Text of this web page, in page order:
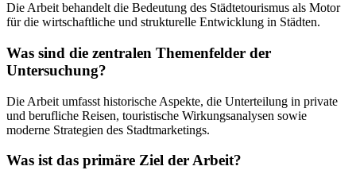
Die Arbeit behandelt die Bedeutung des Städtetourismus als Motor
für die wirtschaftliche und strukturelle Entwicklung in Städten.
Was sind die zentralen Themenfelder der
Untersuchung?
Die Arbeit umfasst historische Aspekte, die Unterteilung in private
und berufliche Reisen, touristische Wirkungsanalysen sowie
moderne Strategien des Stadtmarketings.
Was ist das primäre Ziel der Arbeit?